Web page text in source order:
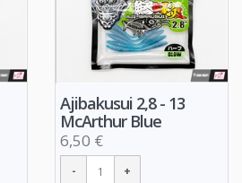
Ajibakusui 2,8 - 13
McArthur Blue
6,50 €